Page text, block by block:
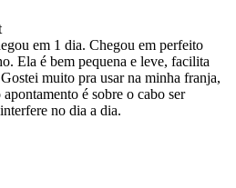
em 1 dia. Chegou em perfeito
Ela é bem pequena e leve, facilita
muito pra usar na minha franja,
é sobre o cabo ser
no dia a dia.